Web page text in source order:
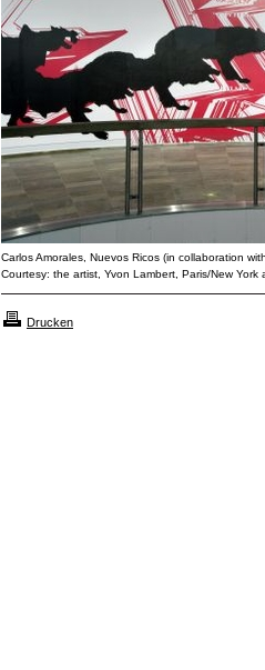
Carlos Amorales, Nuevos Ricos (in collaboration
Courtesy: the artist, Yvon Lambert, Paris/New
Drucken